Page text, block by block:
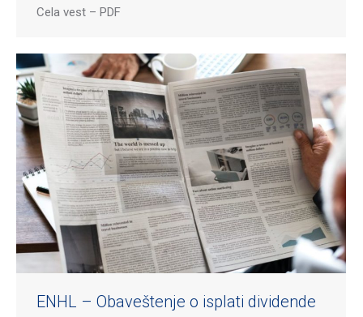
Cela vest – PDF
ENHL – Obaveštenje o isplati dividende